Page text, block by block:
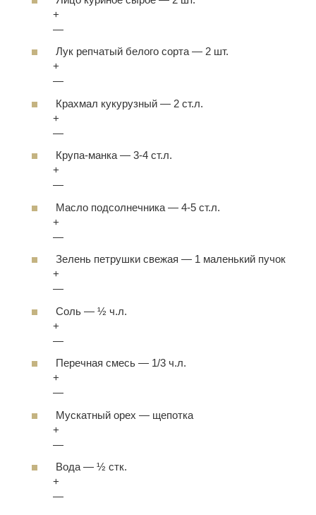
+
—
Лук репчатый белого сорта — 2 шт.
+
—
Крахмал кукурузный — 2 ст.л.
+
—
Крупа-манка — 3-4 ст.л.
+
—
Масло подсолнечника — 4-5 ст.л.
+
—
Зелень петрушки свежая — 1 маленький пучок
+
—
Соль — ½ ч.л.
+
—
Перечная смесь — 1/3 ч.л.
+
—
Мускатный орех — щепотка
+
—
Вода — ½ стк.
+
—